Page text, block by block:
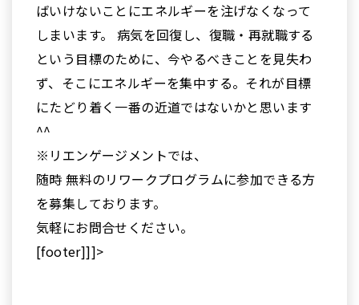
ばいけないことにエネルギーを注げなくなって
しまいます。 病気を回復し、復職・再就職する
という目標のために、今やるべきことを見失わ
ず、そこにエネルギーを集中する。それが目標
にたどり着く一番の近道ではないかと思います
^^
※リエンゲージメントでは、
随時 無料のリワークプログラムに参加できる方
を募集しております。
気軽にお問合せください。
[footer]]]>